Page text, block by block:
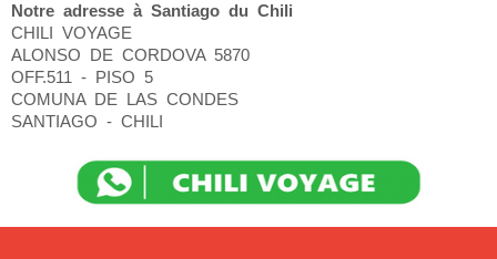
Notre adresse à Santiago du Chili
CHILI VOYAGE
ALONSO DE CORDOVA 5870
OFF.511 - PISO 5
COMUNA DE LAS CONDES
SANTIAGO - CHILI